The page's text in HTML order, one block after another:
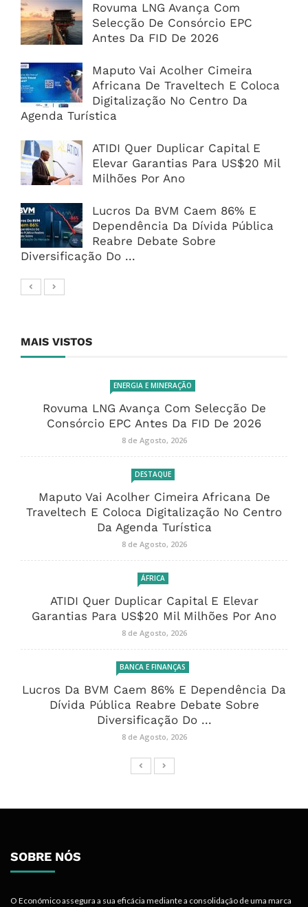
Rovuma LNG Avança Com
Selecção De Consórcio EPC
Antes Da FID De 2026
Maputo Vai Acolher Cimeira
Africana De Traveltech E Coloca
Digitalização No Centro Da
Agenda Turística
ATIDI Quer Duplicar Capital E
Elevar Garantias Para US$20 Mil
Milhões Por Ano
Lucros Da BVM Caem 86% E
Dependência Da Dívida Pública
Reabre Debate Sobre
Diversificação Do ...
MAIS VISTOS
ENERGIA E MINERAÇÃO
Rovuma LNG Avança Com Selecção De
Consórcio EPC Antes Da FID De 2026
8 de Agosto, 2026
DESTAQUE
Maputo Vai Acolher Cimeira Africana De
Traveltech E Coloca Digitalização No Centro
Da Agenda Turística
8 de Agosto, 2026
ÁFRICA
ATIDI Quer Duplicar Capital E Elevar
Garantias Para US$20 Mil Milhões Por Ano
8 de Agosto, 2026
BANCA E FINANÇAS
Lucros Da BVM Caem 86% E Dependência Da
Dívida Pública Reabre Debate Sobre
Diversificação Do ...
8 de Agosto, 2026
SOBRE NÓS
O Económico assegura a sua eficácia mediante a consolidação de uma marca